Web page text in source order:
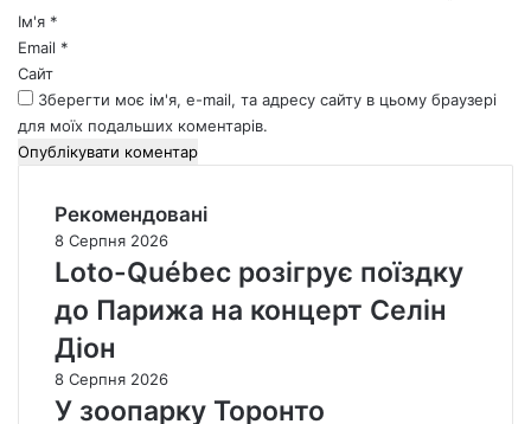
*Ім'я *
Email *
Сайт
Зберегти моє ім'я, e-mail, та адресу сайту в цьому браузері
для моїх подальших коментарів.
Рекомендовані
8 Серпня 2026
Loto-Québec розігрує поїздку
до Парижа на концерт Селін
Діон
8 Серпня 2026
У зоопарку Торонто